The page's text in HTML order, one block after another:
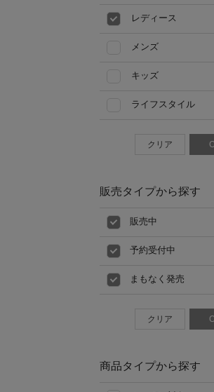
レディース
メンズ
キッズ
ライフスタイル
クリア
販売タイプから探す
販売中
予約受付中
まもなく発売
クリア
商品タイプから探す